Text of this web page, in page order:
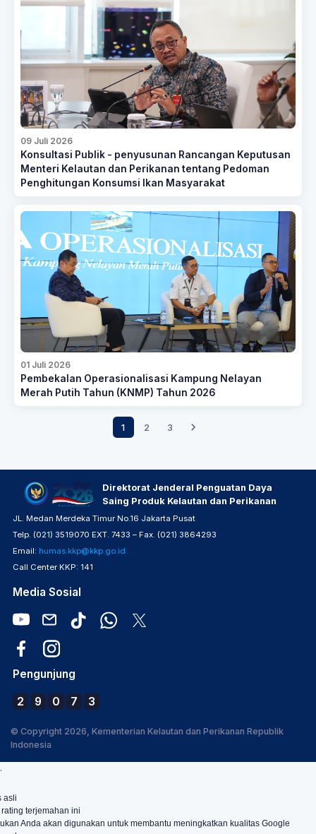
09 Juli 2026
Konsultasi Publik - penyusunan Rancangan Keputusan
Menteri Kelautan dan Perikanan tentang Pedoman
Penghitungan Konsumsi Ikan Masyarakat
01 Juli 2026
Pembekalan Operasionalisasi Kampung Nelayan
Merah Putih Tahun (KNMP) Tahun 2026
1 2 3
Direktorat Jenderal Penguatan Daya
Saing Produk Kelautan dan Perikanan
JL. Medan Merdeka Timur No.16 Jakarta Pusat
Telp. (021) 3519070 EXT. 7433 – Fax. (021) 3864293
Email: humas.kkp@kkp.go.id
Call Center KKP: 141
Media Sosial
Pengunjung
2 9 0 7 3
© Copyright 2026, Kementerian Kelautan dan Perikanan Republik
Indonesia
.
asli
terjemahan ini
Anda akan digunakan untuk membantu meningkatkan kualitas Google